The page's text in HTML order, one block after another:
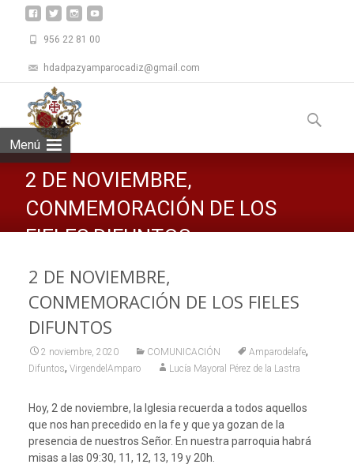
956 22 81 00
hdadpazyamparocadiz@gmail.com
Menú
alBuscar:
2 DE NOVIEMBRE,
CONMEMORACIÓN DE LOS
FIELES DIFUNTOS
2 DE NOVIEMBRE,
CONMEMORACIÓN DE LOS FIELES
DIFUNTOS
2 noviembre, 2020 COMUNICACIÓN Amparodelafe,
Difuntos, VirgendelAmparo Lucía Mayoral Pérez de la Lastra
Hoy, 2 de noviembre, la Iglesia recuerda a todos aquellos
que nos han precedido en la fe y que ya gozan de la
presencia de nuestros Señor. En nuestra parroquia habrá
misas a las 09:30, 11, 12, 13, 19 y 20h.